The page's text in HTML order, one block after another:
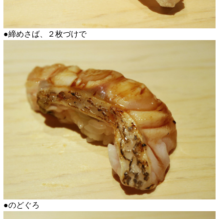
●締めさば、２枚づけで
●のどぐろ